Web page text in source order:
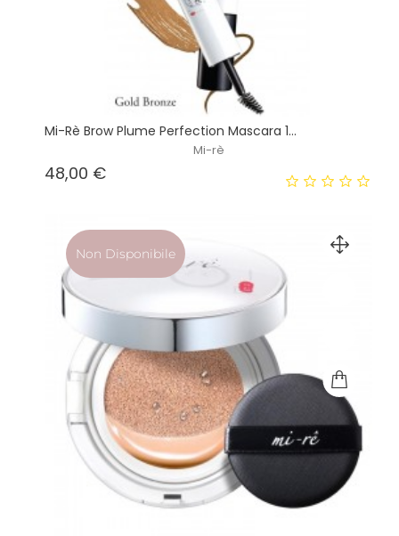
Mi-Rè Brow Plume Perfection Mascara 1...
Mi-rè
48,00 €Prezzo
Non Disponibile